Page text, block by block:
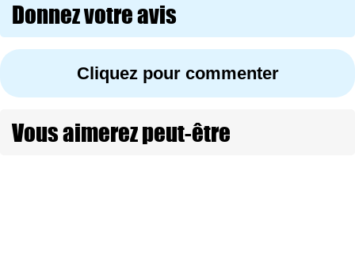
Donnez votre avis
Cliquez pour commenter
Vous aimerez peut-être